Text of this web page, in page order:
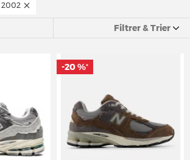
2002
Filtrer & Trier
-20 %*